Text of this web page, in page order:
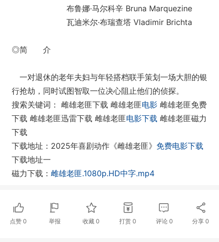
布鲁娜·马尔科辛 Bruna Marquezine
瓦迪米尔·布瑞查塔 Vladimir Brichta
◎简 介
一对退休的老年夫妇与年轻搭档联手策划一场大胆的银
行抢劫，同时试图智取一位决心阻止他们的侦探。
搜索关键词： 雌雄老匪下载 雌雄老匪电影 雌雄老匪免费
下载 雌雄老匪迅雷下载 雌雄老匪电影下载 雌雄老匪磁力
下载
下载地址：2025年喜剧动作《雌雄老匪》 免费电影下载
下载地址一
磁力下载： 雌雄老匪.1080p.HD中字.mp4
点赞 0 举报 收藏0 打赏 0 评论 0 分享0